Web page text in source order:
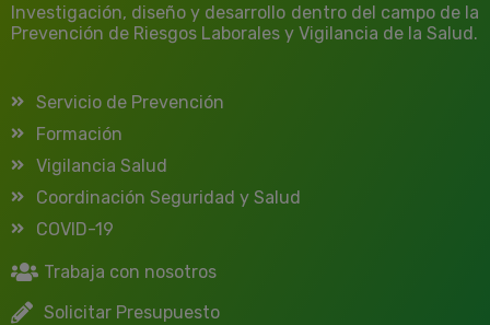
Investigación, diseño y desarrollo dentro del campo de la
Prevención de Riesgos Laborales y Vigilancia de la Salud.
Servicio de Prevención
Formación
Vigilancia Salud
Coordinación Seguridad y Salud
COVID-19
Trabaja con nosotros
Solicitar Presupuesto